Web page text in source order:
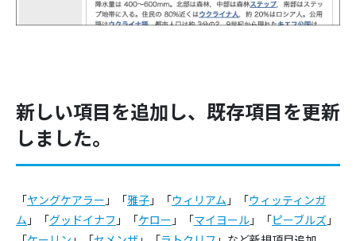
新しい項目を追加し、既存項目を更新
しました。
「ヤングケアラー 」「雅子 」「ウィリアム 」「ウィッティンガ
ム 」「グッドイナフ 」「ケロー 」「マイヨール 」「ピーブルズ 」